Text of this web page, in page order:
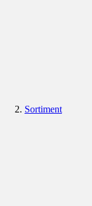
Sortiment